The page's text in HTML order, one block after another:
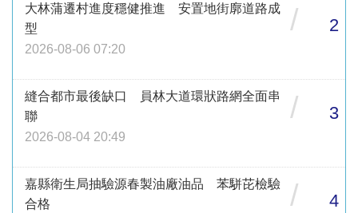
大林蒲遷村進度穩健推進 安置地街廓道路成
型
2026-08-06 07:20
/ 2
縫合都市最後缺口 員林大道環狀路網全面串
聯
2026-08-04 20:49
/ 3
嘉縣衛生局抽驗源春製油廠油品 苯駢芘檢驗
合格
/ 4